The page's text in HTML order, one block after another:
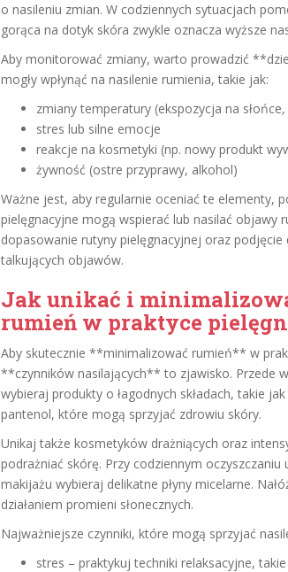
o nasileniu zmian. W codziennych sytuacjach
gorąca na dotyk skóra zwykle oznacza wyższe
Aby monitorować zmiany, warto prowadzić
mogły wpłynąć na nasilenie rumienia, takie jak:
zmiany temperatury (ekspozycja na
stres lub silne emocje
reakcje na kosmetyki (np. nowy produkt
żywność (ostre przyprawy, alkohol)
Ważne jest, aby regularnie oceniać te elementy,
pielęgnacyjne mogą wspierać lub nasilać objawy
dopasowanie rutyny pielęgnacyjnej oraz podjęcie
talkujących objawów.
Jak unikać i
rumień w praktyce
Aby skutecznie **minimalizować rumień** w
**czynników nasilających** to zjawisko. Przede
wybieraj produkty o łagodnych składach, takie
pantenol, które mogą sprzyjać zdrowiu skóry.
Unikaj także kosmetyków drażniących oraz
podrażniać skórę. Przy codziennym
makijażu wybieraj delikatne płyny micelarne.
działaniem promieni słonecznych.
Najważniejsze czynniki, które mogą sprzyjać
stres – praktykuj techniki relaksacyjne,